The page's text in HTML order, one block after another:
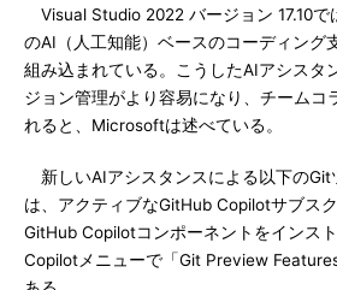
Visual Studio 2022 バージョン 17.10で
のAI（人工知能）ベースのコーディング
組み込まれている。こうしたAIアシスタ
ジョン管理がより容易になり、チームコ
れると、Microsoftは述べている。
新しいAIアシスタンスによる以下のGit
は、アクティブなGitHub Copilotサブス
GitHub Copilotコンポーネントをインス
Copilotメニューで「Git Preview